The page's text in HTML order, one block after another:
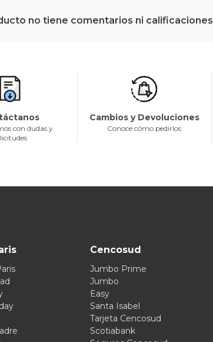
no tiene comentarios ni calificaciones
con dudas y
Cambios y Devoluciones
Conoce cómo pedirlos
Cencosud
Jumbo Prime
Jumbo
Easy
Santa Isabel
Tarjeta Cencosud
Scotiabank